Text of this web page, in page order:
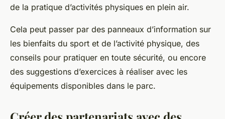
de la pratique d’activités physiques en plein air.
Cela peut passer par des panneaux d’information sur
les bienfaits du sport et de l’activité physique, des
conseils pour pratiquer en toute sécurité, ou encore
des suggestions d’exercices à réaliser avec les
équipements disponibles dans le parc.